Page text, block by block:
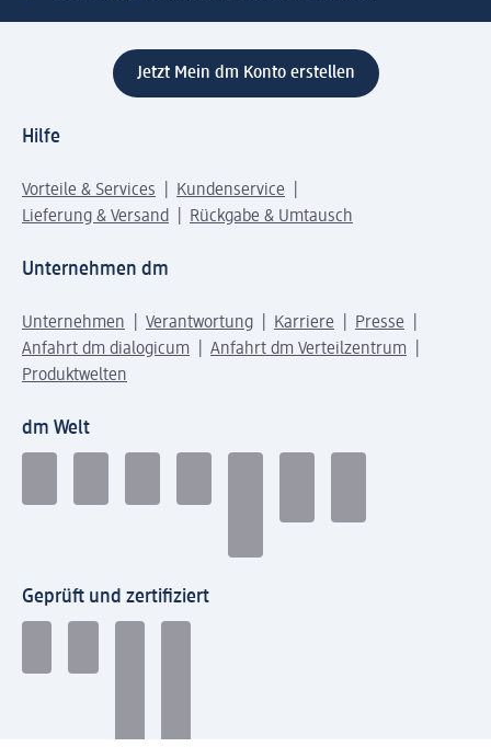
Jetzt Mein dm Konto erstellen
Hilfe
Vorteile & Services
Kundenservice
Lieferung & Versand
Rückgabe & Umtausch
Unternehmen dm
Unternehmen Verantwortung Karriere
Presse
Anfahrt dm dialogicum
Anfahrt dm Verteilzentrum
Produktwelten
dm Welt
Geprüft und zertifiziert